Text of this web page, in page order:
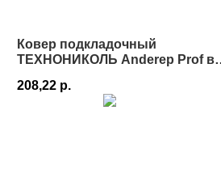
Ковер подкладочный
ТЕХНОНИКОЛЬ Anderep Prof в
208,22 р.